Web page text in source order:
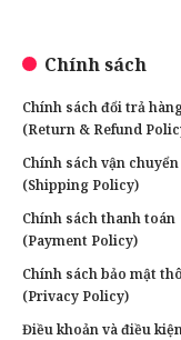
Chính sách
Chính sách đổi trả
(Return & Refund
Chính sách vận chuyển
(Shipping Policy)
Chính sách thanh toán
(Payment Policy)
Chính sách bảo mật
(Privacy Policy)
Điều khoản và điều